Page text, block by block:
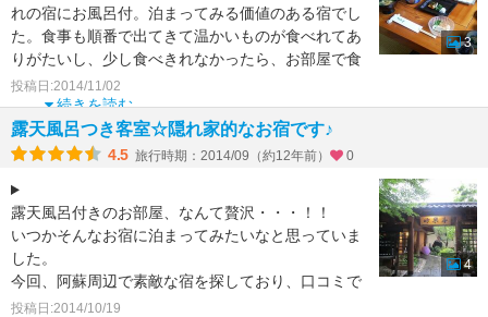
れの宿にお風呂付。泊まってみる価値のある宿でし
た。食事も順番で出てきて温かいものが食べれてあ
りがたいし、少し食べきれなかったら、お部屋で食
べられますかと包
続きを読む
投稿日:2014/11/02
3
露天風呂つき客室☆隠れ家的なお宿です♪
4.5 旅行時期：2014/09（約12年前） 0
露天風呂付きのお部屋、なんて贅沢・・・！！
いつかそんなお宿に泊まってみたいなと思っていま
した。
今回、阿蘇周辺で素敵な宿を探しており、口コミで
も高評価だったのでこちらに決めました。
投稿日:2014/10/19
4